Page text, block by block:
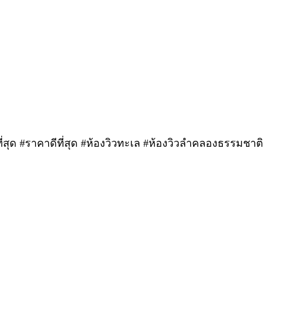
ด #ราคาดีที่สุด #ห้องวิวทะเล #ห้องวิวลำคลองธรรมชาติ